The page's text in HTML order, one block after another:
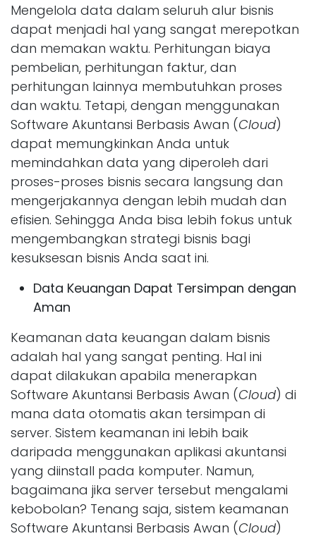
Mengelola data dalam seluruh alur bisnis
dapat menjadi hal yang sangat merepotkan
dan memakan waktu. Perhitungan biaya
pembelian, perhitungan faktur, dan
perhitungan lainnya membutuhkan proses
dan waktu. Tetapi, dengan menggunakan
Software Akuntansi Berbasis Awan (Cloud)
dapat memungkinkan Anda untuk
memindahkan data yang diperoleh dari
proses-proses bisnis secara langsung dan
mengerjakannya dengan lebih mudah dan
efisien. Sehingga Anda bisa lebih fokus untuk
mengembangkan strategi bisnis bagi
kesuksesan bisnis Anda saat ini.
Data Keuangan Dapat Tersimpan dengan
Aman
Keamanan data keuangan dalam bisnis
adalah hal yang sangat penting. Hal ini
dapat dilakukan apabila menerapkan
Software Akuntansi Berbasis Awan (Cloud) di
mana data otomatis akan tersimpan di
server. Sistem keamanan ini lebih baik
daripada menggunakan aplikasi akuntansi
yang diinstall pada komputer. Namun,
bagaimana jika server tersebut mengalami
kebobolan? Tenang saja, sistem keamanan
Software Akuntansi Berbasis Awan (Cloud)